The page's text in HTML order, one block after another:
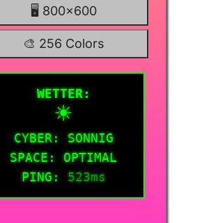
🖥️ 800x600
🎨 256 Colors
WETTER:
☀️
CYBER: SONNIG
SPACE: OPTIMAL
PING: 523ms